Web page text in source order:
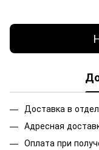
Доставка в
Адресная
Оплата при